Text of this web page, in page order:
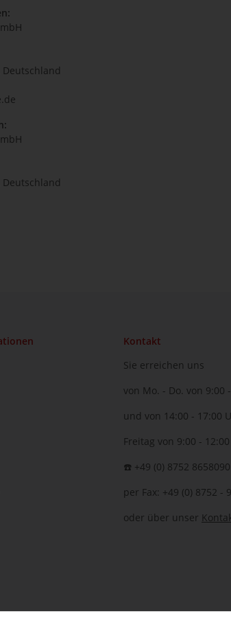
Kontakt
Sie erreichen uns
von Mo. - Do. von 9:00
und von 14:00 - 17:00
Freitag von 9:00 -
☎️ +49 (0) 8752 8658090
per Fax: +49 (0) 8752 -
oder über unser